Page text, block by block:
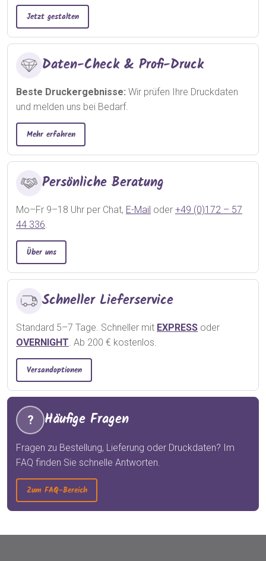
Jetzt gestalten
Daten-Check & Profi-Druck
Beste Druckergebnisse: Wir prüfen Ihre Druckdaten
und melden uns bei Bedarf.
Mehr erfahren
Persönliche Beratung
Mo–Fr 9–18 Uhr per Chat, E-Mail oder +49 (0)172 – 57
44 336.
Über uns
Schneller Lieferservice
Standard 5–7 Tage. Schneller mit EXPRESS oder
OVERNIGHT. Ab 200 € kostenlos.
Versandoptionen
? Häufige Fragen
Fragen zu Bestellung, Lieferung oder Druckdaten? Im
FAQ finden Sie schnelle Antworten.
Zum FAQ-Bereich